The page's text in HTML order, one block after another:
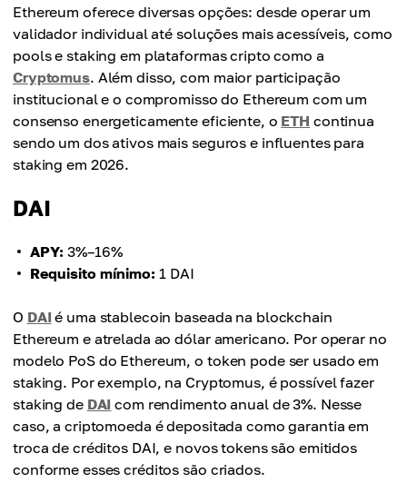
Ethereum oferece diversas opções: desde operar um
validador individual até soluções mais acessíveis, como
pools e staking em plataformas cripto como a
Cryptomus. Além disso, com maior participação
institucional e o compromisso do Ethereum com um
consenso energeticamente eficiente, o ETH continua
sendo um dos ativos mais seguros e influentes para
staking em 2026.
DAI
APY: 3%–16%
Requisito mínimo: 1 DAI
O DAIé uma stablecoin baseada na blockchain
Ethereum e atrelada ao dólar americano. Por operar no
modelo PoS do Ethereum, o token pode ser usado em
staking. Por exemplo, na Cryptomus, é possível fazer
staking de DAI com rendimento anual de 3%. Nesse
caso, a criptomoeda é depositada como garantia em
troca de créditos DAI, e novos tokens são emitidos
conforme esses créditos são criados.